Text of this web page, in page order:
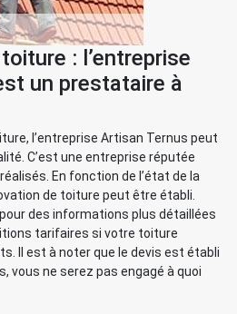
: l’entreprise
un prestataire à
l’entreprise Artisan Ternus peut
C’est une entreprise réputée
En fonction de l’état de la
de toiture peut être établi.
des informations plus détaillées
tarifaires si votre toiture
Il est à noter que le devis est établi
vous ne serez pas engagé à quoi